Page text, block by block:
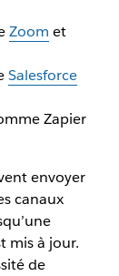
Zoom et
Salesforce
Zapier
envoyer
canaux
mis à jour.
de